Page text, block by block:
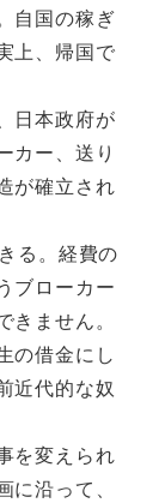
自国の稼ぎ
上、帰国で
日本政府が
カー、送り
が確立され
る。経費の
ブローカー
ません。
の借金にし
近代的な奴
を変えられ
沿って、